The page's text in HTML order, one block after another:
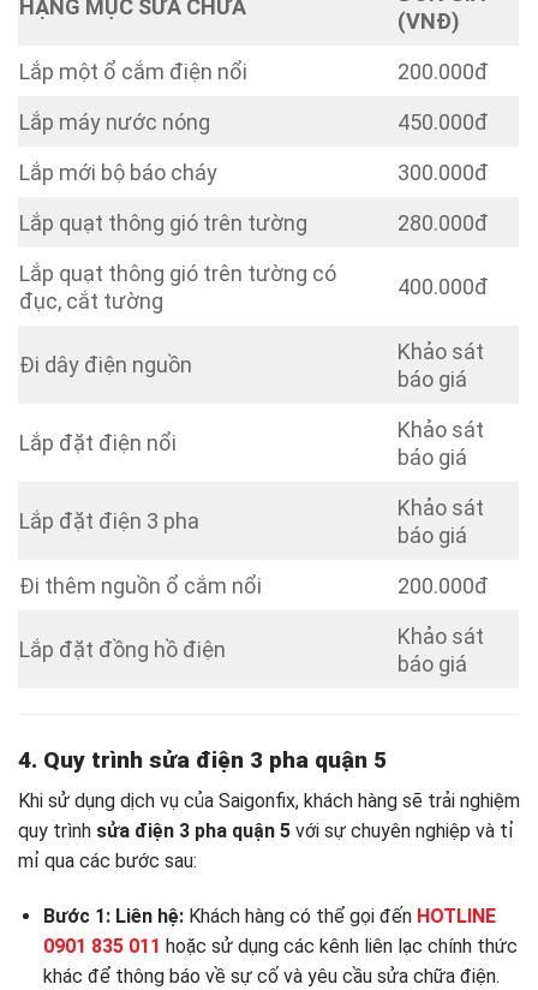
HẠNG MỤC SỬA CHỮA
(VNĐ)
Lắp một ổ cắm điện nổi
200.000đ
Lắp máy nước nóng
450.000đ
Lắp mới bộ báo cháy
300.000đ
Lắp quạt thông gió trên tường
280.000đ
Lắp quạt thông gió trên tường có
đục, cắt tường
400.000đ
Đi dây điện nguồn
Khảo sát
báo giá
Lắp đặt điện nổi
Khảo sát
báo giá
Lắp đặt điện 3 pha
Khảo sát
báo giá
Đi thêm nguồn ổ cắm nổi
200.000đ
Lắp đặt đồng hồ điện
Khảo sát
báo giá
4. Quy trình sửa điện 3 pha quận 5
Khi sử dụng dịch vụ của Saigonfix, khách hàng sẽ trải nghiệm
quy trình sửa điện 3 pha quận 5 với sự chuyên nghiệp và tỉ
mỉ qua các bước sau:
Bước 1: Liên hệ:Khách hàng có thể gọi đến HOTLINE
0901 835 011 hoặc sử dụng các kênh liên lạc chính thức
khác để thông báo về sự cố và yêu cầu sửa chữa điện.